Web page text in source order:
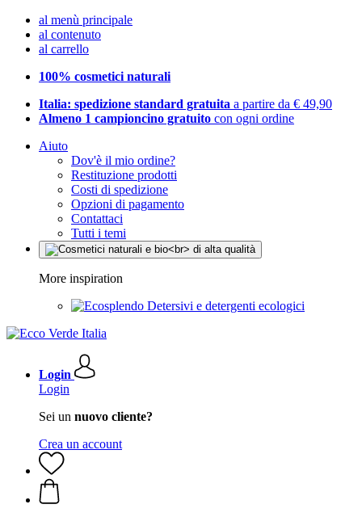
al menù principale
al contenuto
al carrello
100% cosmetici naturali
Italia: spedizione standard gratuita a partire da € 49,90
Almeno 1 campioncino gratuito con ogni ordine
Aiuto
Dov'è il mio ordine?
Restituzione prodotti
Costi di spedizione
Opzioni di pagamento
Contattaci
Tutti i temi
More inspiration
Detersivi e detergenti ecologici
Login
Login
Sei un nuovo cliente?
Crea un account